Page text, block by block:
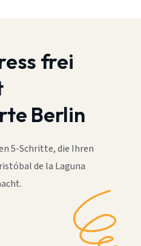
frei
Berlin
5-Schritte, die Ihren
de la Laguna